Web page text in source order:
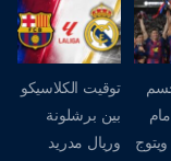
توقيت الكلاسيكو
بين برشلونة
وريال مدريد